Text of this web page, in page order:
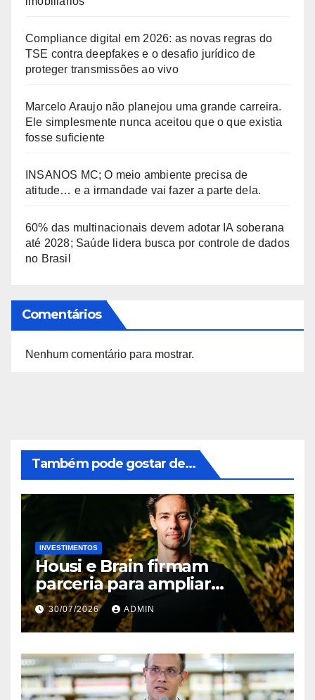
Compliance digital em 2026: as novas regras do
TSE contra deepfakes e o desafio jurídico de
proteger transmissões ao vivo
Marcelo Araujo não planejou uma grande carreira.
Ele simplesmente nunca aceitou que o que existia
fosse suficiente
INSANOS MC; O meio ambiente precisa de
atitude… e a irmandade vai fazer a parte dela.
60% das multinacionais devem adotar IA soberana
até 2028; Saúde lidera busca por controle de dados
no Brasil
Comentários
Nenhum comentário para mostrar.
Também pode gostar de...
INVESTIMENTOS
Housi e Brain firmam
parceria para ampliar
inteligência de mercado em
lançamentos imobiliários
30/07/2026 ADMIN